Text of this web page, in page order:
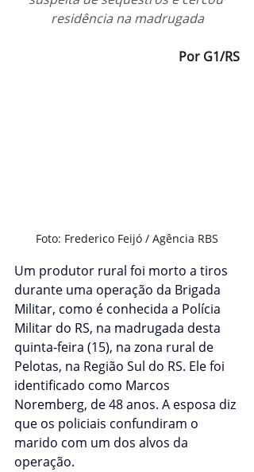
residência na madrugada
Por G1/RS
Foto: Frederico Feijó / Agência RBS
Um produtor rural foi morto a tiros
durante uma operação da Brigada
Militar, como é conhecida a Polícia
Militar do RS, na madrugada desta
quinta-feira (15), na zona rural de
Pelotas, na Região Sul do RS. Ele foi
identificado como Marcos
Noremberg, de 48 anos. A esposa diz
que os policiais confundiram o
marido com um dos alvos da
operação.